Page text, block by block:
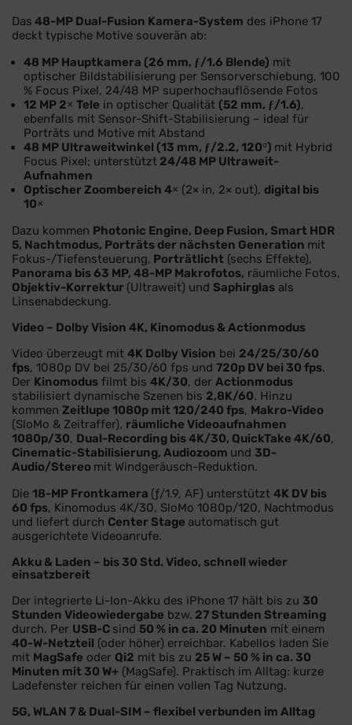
Das 48-MP Dual-Fusion Kamera-System des iPhone 17
deckt typische Motive souverän ab:
48 MP Hauptkamera (26 mm, ƒ/1.6 Blende) mit
optischer Bildstabilisierung per Sensorverschiebung, 100
% Focus Pixel, 24/48 MP superhochauflösende Fotos
12 MP 2× Tele in optischer Qualität (52 mm, ƒ/1.6),
ebenfalls mit Sensor-Shift-Stabilisierung – ideal für
Porträts und Motive mit Abstand
48 MP Ultraweitwinkel (13 mm, ƒ/2.2, 120°) mit Hybrid
Focus Pixel; unterstützt24/48 MP Ultraweit-
Aufnahmen
Optischer Zoombereich 4× (2× in, 2× out), digital bis
10×
Dazu kommen Photonic Engine, Deep Fusion, Smart HDR
5, Nachtmodus, Porträts der nächsten Generation mit
Fokus-/Tiefensteuerung, Porträtlicht (sechs Effekte),
Panorama bis 63 MP, 48-MP Makrofotos, räumliche Fotos,
Objektiv-Korrektur (Ultraweit) und Saphirglas als
Linsenabdeckung.
Video – Dolby Vision 4K, Kinomodus & Actionmodus
Video überzeugt mit 4K Dolby Vision bei 24/25/30/60
fps, 1080p DV bei 25/30/60 fps und 720p DV bei 30 fps.
Der Kinomodus filmt bis 4K/30, der Actionmodus
stabilisiert dynamische Szenen bis 2,8K/60. Hinzu
kommen Zeitlupe 1080p mit 120/240 fps, Makro-Video
(SloMo & Zeitraffer), räumliche Videoaufnahmen
1080p/30, Dual-Recording bis 4K/30, QuickTake 4K/60,
Cinematic-Stabilisierung, Audiozoom und 3D-
Audio/Stereo mit Windgeräusch-Reduktion.
Die 18-MP Frontkamera (ƒ/1.9, AF) unterstützt 4K DV bis
60 fps, Kinomodus 4K/30, SloMo 1080p/120, Nachtmodus
und liefert durch Center Stage automatisch gut
ausgerichtete Videoanrufe.
Akku & Laden – bis 30 Std. Video, schnell wieder
einsatzbereit
Der integrierte Li-Ion-Akku des iPhone 17 hält bis zu 30
Stunden Videowiedergabe bzw. 27 Stunden Streaming
durch. Per USB-C sind 50 % in ca. 20 Minuten mit einem
40-W-Netzteil (oder höher) erreichbar. Kabellos laden Sie
mit MagSafe oder Qi2 mit bis zu 25 W – 50 % in ca. 30
Minuten mit 30 W+ (MagSafe). Praktisch im Alltag: kurze
Ladefenster reichen für einen vollen Tag Nutzung.
5G, WLAN 7 & Dual-SIM – flexibel verbunden im Alltag